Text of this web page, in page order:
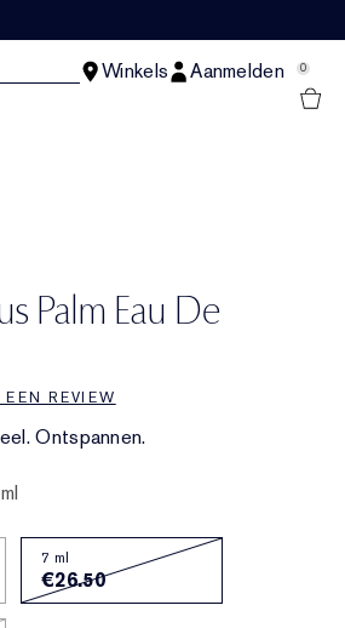
Winkels Aanmelden 0
Palm Eau De
REVIEW
Ontspannen.
7 ml
€26.50